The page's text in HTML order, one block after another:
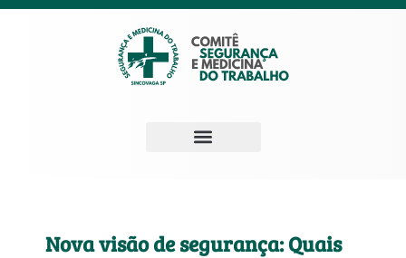
Nova visão de segurança: Quais